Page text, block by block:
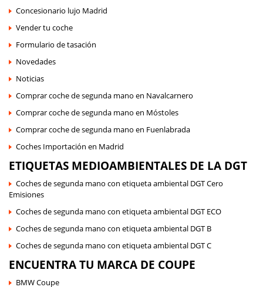
Concesionario lujo Madrid
Vender tu coche
Formulario de tasación
Novedades
Noticias
Comprar coche de segunda mano en Navalcarnero
Comprar coche de segunda mano en Móstoles
Comprar coche de segunda mano en Fuenlabrada
Coches Importación en Madrid
ETIQUETAS MEDIOAMBIENTALES DE LA DGT
Coches de segunda mano con etiqueta ambiental DGT Cero
Emisiones
Coches de segunda mano con etiqueta ambiental DGT ECO
Coches de segunda mano con etiqueta ambiental DGT B
Coches de segunda mano con etiqueta ambiental DGT C
ENCUENTRA TU MARCA DE COUPE
BMW Coupe